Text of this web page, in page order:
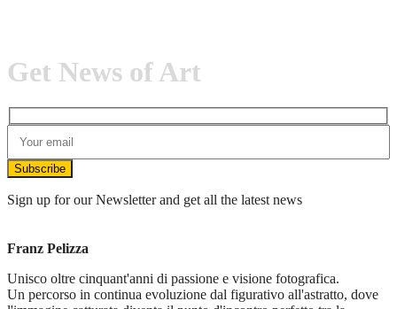
Get News of Art
Subscribe
Sign up for our Newsletter and get all the latest news
Franz Pelizza
Unisco oltre cinquant'anni di passione e visione fotografica.
Un percorso in continua evoluzione dal figurativo all'astratto, dove